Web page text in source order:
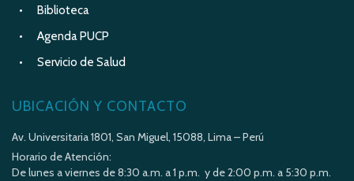
Biblioteca
Agenda PUCP
Servicio de Salud
UBICACIÓN Y CONTACTO
Av. Universitaria 1801, San Miguel, 15088, Lima – Perú
Horario de Atención:
De lunes a viernes de 8:30 a.m. a 1 p.m. y de 2:00 p.m. a 5:30 p.m.